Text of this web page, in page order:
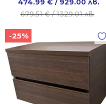
679.51€/ 1329.01 лв.
price
/
1329.01 лв..
474.99 € / 929.00 лв.
price
/
929.00 лв..
-25%